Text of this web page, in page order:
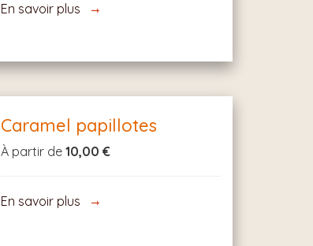
En savoir plus
Caramel papillotes
À partir de10,00 €
En savoir plus